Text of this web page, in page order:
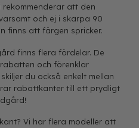
att den
och ej i skarpa 90
finns att färgen spricker.
finns flera fördelar. De
och förenklar
du också enkelt mellan
rabattkanter till ett prydligt
? Vi har flera modeller att